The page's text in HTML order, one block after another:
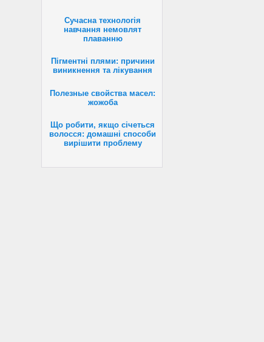
Сучасна технологія
навчання немовлят
плаванню
Пігментні плями: причини
виникнення та лікування
Полезные свойства масел:
жожоба
Що робити, якщо січеться
волосся: домашні способи
вирішити проблему